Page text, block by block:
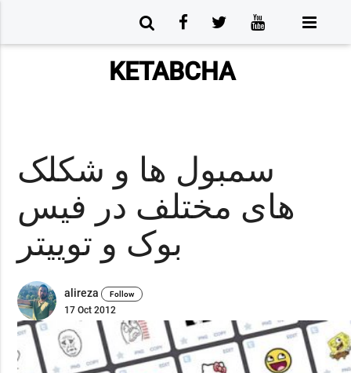
KETABCHA
سمبول ها و شکلک
های مختلف در فیس
بوک و توییتر
alireza Follow
17 Oct 2012